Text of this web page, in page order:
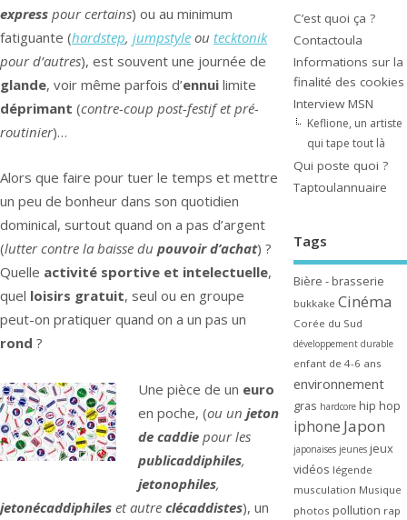
express pour certains) ou au minimum
fatiguante (hardstep, jumpstyle ou tecktonik
pour d’autres), est souvent une journée de
glande, voir même parfois d’ennui limite
déprimant (contre-coup post-festif et pré-
routinier)…
Alors que faire pour tuer le temps et mettre
un peu de bonheur dans son quotidien
dominical, surtout quand on a pas d’argent
(lutter contre la baisse du pouvoir d’achat) ?
Quelle activité sportive et intelectuelle,
quel loisirs gratuit, seul ou en groupe
peut-on pratiquer quand on a un pas un
rond ?
Une pièce de un euro
en poche, (ou un jeton
de caddie pour les
publicaddiphiles,
jetonophiles,
jetonécaddiphiles et autre clécaddistes), un
C’est quoi ça ?
Contactoula
Informations sur la
finalité des cookies
Interview MSN
Keflione, un artiste
qui tape tout là
Qui poste quoi ?
Taptoulannuaire
Tags
Bière - brasserie
bukkake Cinéma
Corée du Sud
développement durable
enfant de 4-6 ans
environnement
gras hardcore hip hop
iphone Japon
japonaises jeunes jeux
vidéos légende
musculation Musique
photos pollution rap